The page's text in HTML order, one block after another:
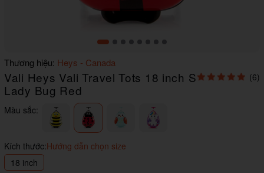
Item
1
of
8
Thương hiệu: Heys - Canada
Vali Heys Vali Travel Tots 18 inch S
Lady Bug Red
(6)
Màu sắc:
Kích thước:Hướng dẫn chọn size
18 inch